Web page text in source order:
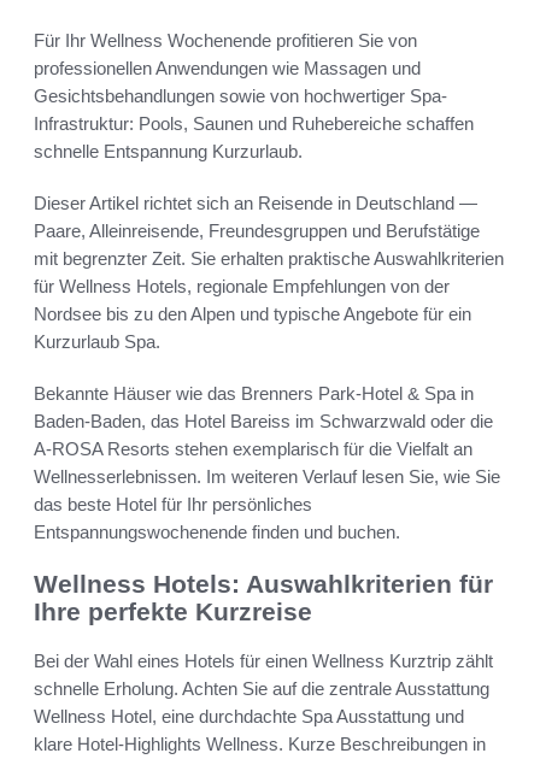
Für Ihr Wellness Wochenende profitieren Sie von
professionellen Anwendungen wie Massagen und
Gesichtsbehandlungen sowie von hochwertiger Spa-
Infrastruktur: Pools, Saunen und Ruhebereiche schaffen
schnelle Entspannung Kurzurlaub.
Dieser Artikel richtet sich an Reisende in Deutschland —
Paare, Alleinreisende, Freundesgruppen und Berufstätige
mit begrenzter Zeit. Sie erhalten praktische Auswahlkriterien
für Wellness Hotels, regionale Empfehlungen von der
Nordsee bis zu den Alpen und typische Angebote für ein
Kurzurlaub Spa.
Bekannte Häuser wie das Brenners Park-Hotel & Spa in
Baden-Baden, das Hotel Bareiss im Schwarzwald oder die
A-ROSA Resorts stehen exemplarisch für die Vielfalt an
Wellnesserlebnissen. Im weiteren Verlauf lesen Sie, wie Sie
das beste Hotel für Ihr persönliches
Entspannungswochenende finden und buchen.
Wellness Hotels: Auswahlkriterien für
Ihre perfekte Kurzreise
Bei der Wahl eines Hotels für einen Wellness Kurztrip zählt
schnelle Erholung. Achten Sie auf die zentrale Ausstattung
Wellness Hotel, eine durchdachte Spa Ausstattung und
klare Hotel-Highlights Wellness. Kurze Beschreibungen in